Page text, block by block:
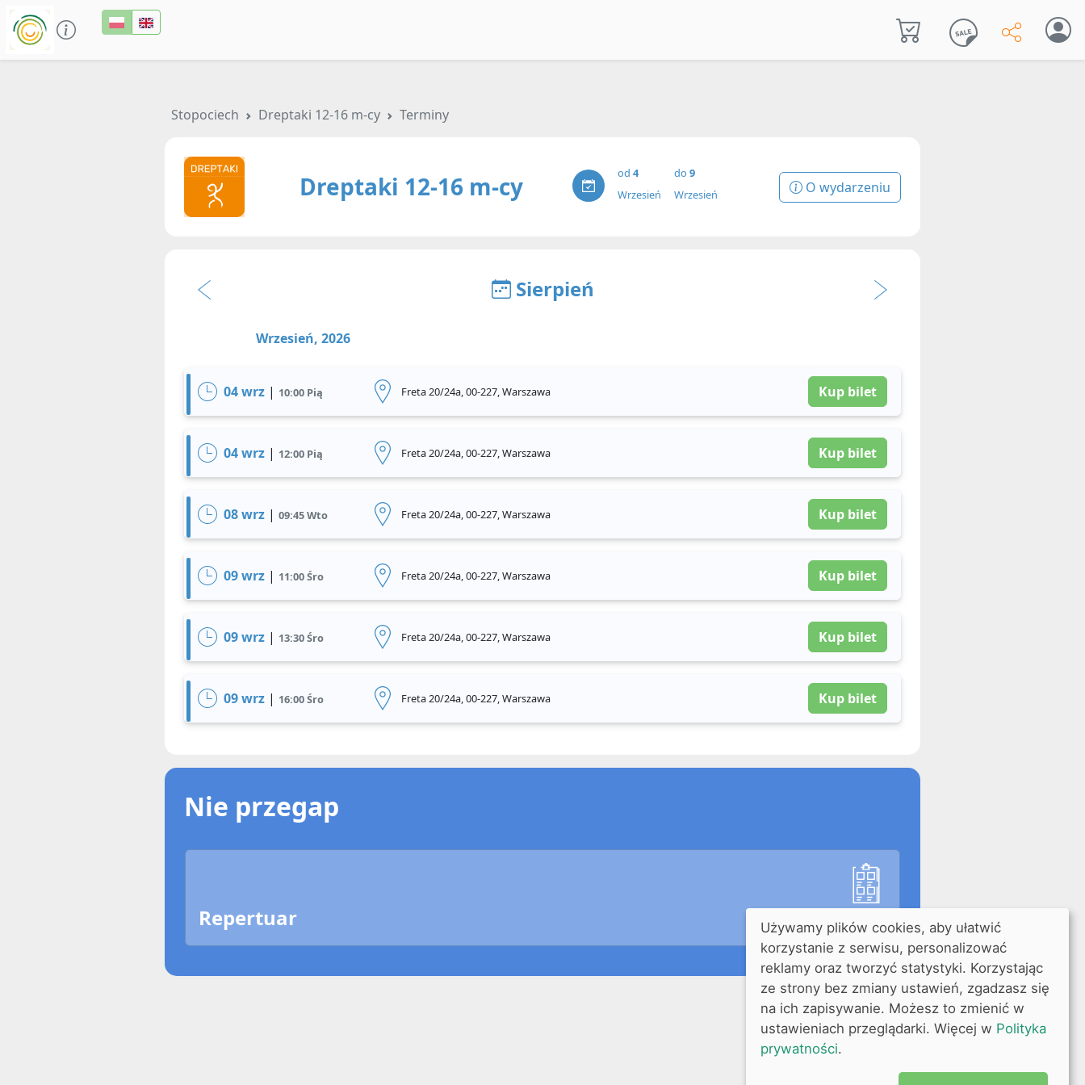
Stopociech Dreptaki 12-16 m-cy Terminy
Dreptaki 12-16 m-cy od 4
Wrzesień
do 9
Wrzesień
O wydarzeniu
Sierpień
Wrzesień, 2026
04 wrz | 10:00 Pią Freta 20/24a, 00-227, Warszawa Kup bilet
04 wrz | 12:00 Pią Freta 20/24a, 00-227, Warszawa Kup bilet
08 wrz | 09:45 Wto Freta 20/24a, 00-227, Warszawa Kup bilet
09 wrz | 11:00 Śro Freta 20/24a, 00-227, Warszawa Kup bilet
09 wrz | 13:30 Śro Freta 20/24a, 00-227, Warszawa Kup bilet
09 wrz | 16:00 Śro Freta 20/24a, 00-227, Warszawa Kup bilet
Nie przegap
Repertuar
Używamy plików cookies, aby ułatwić
korzystanie z serwisu, personalizować
reklamy oraz tworzyć statystyki. Korzystając
ze strony bez zmiany ustawień, zgadzasz się
na ich zapisywanie. Możesz to zmienić w
ustawieniach przeglądarki. Więcej w Polityka
prywatności.